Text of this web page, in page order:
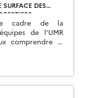
SURFACE DES
cadre de la
de l’UMR
comprendre le